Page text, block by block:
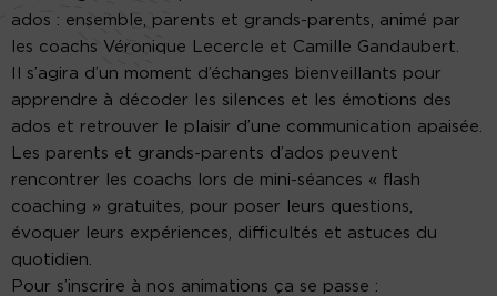
ados : ensemble, parents et grands-parents, animé par
les coachs Véronique Lecercle et Camille Gandaubert.
Il s’agira d’un moment d’échanges bienveillants pour
apprendre à décoder les silences et les émotions des
ados et retrouver le plaisir d’une communication apaisée.
Les parents et grands-parents d’ados peuvent
rencontrer les coachs lors de mini-séances « flash
coaching » gratuites, pour poser leurs questions,
évoquer leurs expériences, difficultés et astuces du
quotidien.
Pour s’inscrire à nos animations ça se passe :